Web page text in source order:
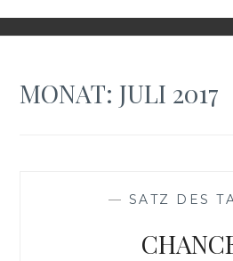
MONAT:JULI 2017
— SATZ DES